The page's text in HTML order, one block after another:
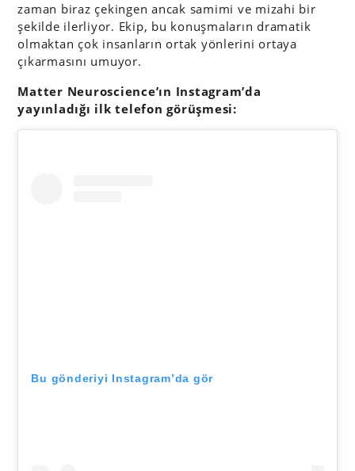
zaman biraz çekingen ancak samimi ve mizahi bir
şekilde ilerliyor. Ekip, bu konuşmaların dramatik
olmaktan çok insanların ortak yönlerini ortaya
çıkarmasını umuyor.
Matter Neuroscience’ın Instagram’da
yayınladığı ilk telefon görüşmesi:
Bu gönderiyi Instagram’da gör